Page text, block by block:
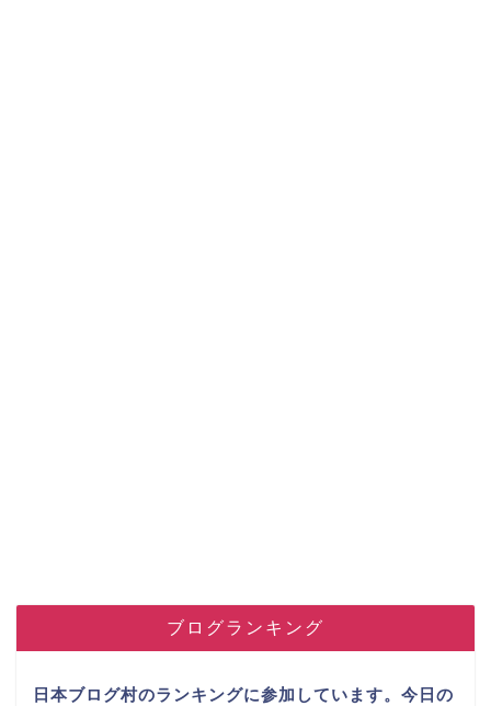
ブログランキング
日本ブログ村のランキングに参加しています。今日の